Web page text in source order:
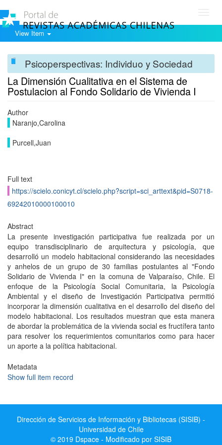
View Item
Psicoperspectivas: Individuo y Sociedad
La Dimensión Cualitativa en el Sistema de
Postulacion al Fondo Solidario de Vivienda I
Author
Naranjo,Carolina
Purcell,Juan
Full text
https://scielo.conicyt.cl/scielo.php?script=sci_arttext&pid=S0718-
69242010000100010
Abstract
La presente investigación participativa fue realizada por un
equipo transdisciplinario de arquitectura y psicología, que
desarrolló un modelo habitacional considerando las necesidades
y anhelos de un grupo de 30 familias postulantes al "Fondo
Solidario de Vivienda I" en la comuna de Valparaíso, Chile. El
enfoque de la Psicología Social Comunitaria, la Psicología
Ambiental y el diseño de Investigación Participativa permitió
incorporar la dimensión cualitativa en el desarrollo del diseño del
modelo habitacional. Los resultados muestran que esta manera
de abordar la problemática de la vivienda social es fructífera tanto
para resolver los requerimientos comunitarios como para hacer
un aporte a la política habitacional.
Metadata
Show full item record
Dirección de Servicios de Información y Bibliotecas (SISIB) -
Universidad de Chile
© 2019 Dspace - Modificado por SISIB